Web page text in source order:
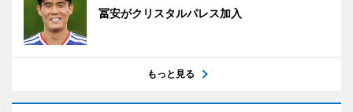
冨安がクリスタルパレス加入
もっと見る